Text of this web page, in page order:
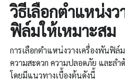
วิธีเลือกตำแหน่งว
ฟิล์มให้เหมาะสม
การเลือกตำแหน่งวางเครื่องพันฟิล์
ความสะดวก ความปลอดภัย และล
โดยมีแนวทางเบื้องต้นดังนี้